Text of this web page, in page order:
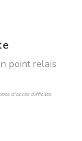
point relais
d'accès difficiles